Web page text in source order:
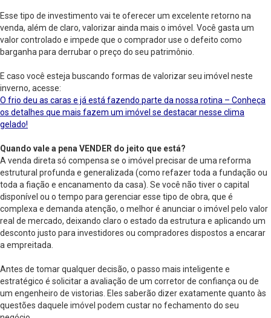
Esse tipo de investimento vai te oferecer um excelente retorno na
venda, além de claro, valorizar ainda mais o imóvel. Você gasta um
valor controlado e impede que o comprador use o defeito como
barganha para derrubar o preço do seu patrimônio.
E caso você esteja buscando formas de valorizar seu imóvel neste
inverno, acesse:
O frio deu as caras e já está fazendo parte da nossa rotina – Conheça
os detalhes que mais fazem um imóvel se destacar nesse clima
gelado!
Quando vale a pena VENDER do jeito que está?
A venda direta só compensa se o imóvel precisar de uma reforma
estrutural profunda e generalizada (como refazer toda a fundação ou
toda a fiação e encanamento da casa). Se você não tiver o capital
disponível ou o tempo para gerenciar esse tipo de obra, que é
complexa e demanda atenção, o melhor é anunciar o imóvel pelo valor
real de mercado, deixando claro o estado da estrutura e aplicando um
desconto justo para investidores ou compradores dispostos a encarar
a empreitada.
Antes de tomar qualquer decisão, o passo mais inteligente e
estratégico é solicitar a avaliação de um corretor de confiança ou de
um engenheiro de vistorias. Eles saberão dizer exatamente quanto às
questões daquele imóvel podem custar no fechamento do seu